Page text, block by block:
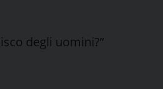
degli uomini?”